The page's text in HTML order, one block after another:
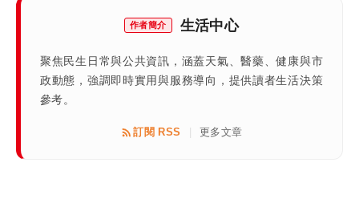
作者簡介 生活中心
聚焦民生日常與公共資訊，涵蓋天氣、醫藥、健康與市
政動態，強調即時實用與服務導向，提供讀者生活決策
參考。
訂閱 RSS 更多文章